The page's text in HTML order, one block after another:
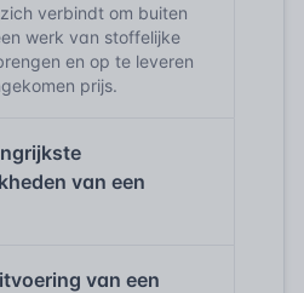
verbindt om buiten
werk van stoffelijke
en op te leveren
prijs.
van een
van een